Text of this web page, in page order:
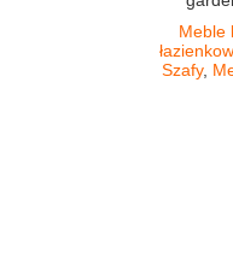
Meble
Szafy,